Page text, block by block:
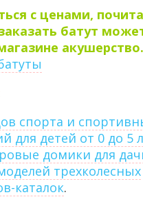
с ценами,
батут
спорта и
для детей от 0 до 5
домики для
трехколесных
каталок.